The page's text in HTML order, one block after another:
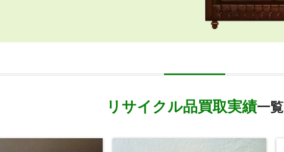
リサイクル品買取実績一覧